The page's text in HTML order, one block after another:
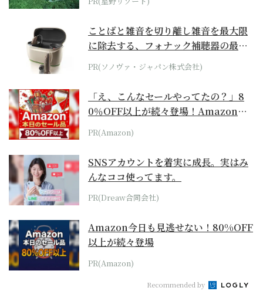
ことばと雑音を切り離し雑音を最大限
に除去する、フォナック補聴器の最上
位モデル
PR(ソノヴァ・ジャパン株式会社)
「え、こんなセールやってたの？」8
0％OFF以上が続々登場！Amazonの
本気が...
PR(Amazon)
SNSアカウントを着実に成長。実はみ
んなココ使ってます。
PR(Dreaw合同会社)
Amazon今日も見逃せない！80%OFF
以上が続々登場
PR(Amazon)
Recommended by